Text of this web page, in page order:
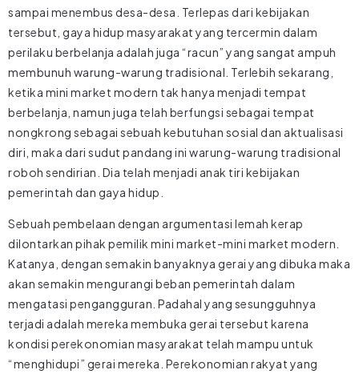
sampai menembus desa-desa. Terlepas dari kebijakan
tersebut, gaya hidup masyarakat yang tercermin dalam
perilaku berbelanja adalah juga “racun” yang sangat ampuh
membunuh warung-warung tradisional. Terlebih sekarang,
ketika mini market modern tak hanya menjadi tempat
berbelanja, namun juga telah berfungsi sebagai tempat
nongkrong sebagai sebuah kebutuhan sosial dan aktualisasi
diri, maka dari sudut pandang ini warung-warung tradisional
roboh sendirian. Dia telah menjadi anak tiri kebijakan
pemerintah dan gaya hidup.
Sebuah pembelaan dengan argumentasi lemah kerap
dilontarkan pihak pemilik mini market-mini market modern.
Katanya, dengan semakin banyaknya gerai yang dibuka maka
akan semakin mengurangi beban pemerintah dalam
mengatasi pengangguran. Padahal yang sesungguhnya
terjadi adalah mereka membuka gerai tersebut karena
kondisi perekonomian masyarakat telah mampu untuk
“menghidupi” gerai mereka. Perekonomian rakyat yang